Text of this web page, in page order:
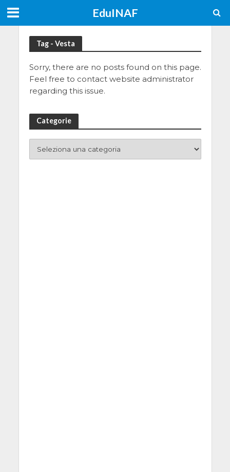
EduINAF
Tag - Vesta
Sorry, there are no posts found on this page.
Feel free to contact website administrator
regarding this issue.
Categorie